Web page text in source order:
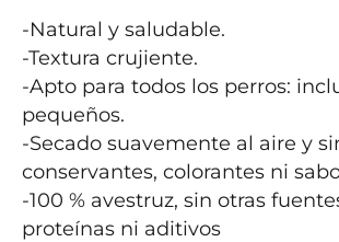
-Natural y saludable.
-Textura crujiente.
-Apto para todos los perros:
pequeños.
-Secado suavemente al aire y
conservantes, colorantes ni
-100 % avestruz, sin otras
proteínas ni aditivos